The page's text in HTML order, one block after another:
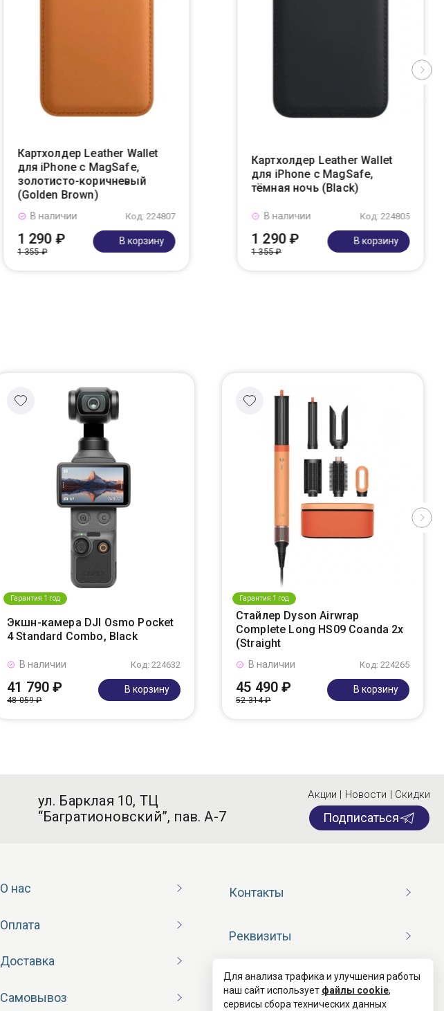
Картхолдер Leather Wallet
для iPhone с MagSafe,
золотисто-коричневый
(Golden Brown)
Код: 224807
В наличии
1 290 ₽
1 355 ₽
В корзину
Картхолдер Leather Wallet
для iPhone с MagSafe,
тёмная ночь (Black)
Код: 224805
В наличии
1 290 ₽
1 355 ₽
В корзину
Гарантия 1 год
Экшн-камера DJI Osmo Pocket
4 Standard Combo, Black
Код: 224632
В наличии
41 790 ₽
48 059 ₽
В корзину
Гарантия 1 год
Стайлер Dyson Airwrap
Complete Long HS09 Coanda 2x
(Straight
Код: 224265
В наличии
45 490 ₽
52 314 ₽
В корзину
ул. Барклая 10, ТЦ
“Багратионовский”, пав. А-7
Акции | Новости | Скидки
Подписаться
О нас
Оплата
Доставка
Самовывоз
Контакты
Реквизиты
Договор оферты
Для анализа трафика и улучшения работы
наш сайт использует файлы cookie,
сервисы сбора технических данных